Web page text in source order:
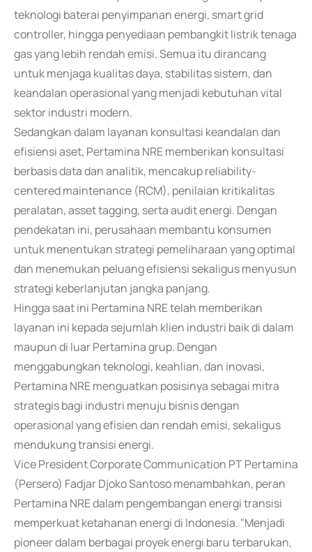
teknologi baterai penyimpanan energi, smart grid
controller, hingga penyediaan pembangkit listrik tenaga
gas yang lebih rendah emisi. Semua itu dirancang
untuk menjaga kualitas daya, stabilitas sistem, dan
keandalan operasional yang menjadi kebutuhan vital
sektor industri modern.
Sedangkan dalam layanan konsultasi keandalan dan
efisiensi aset, Pertamina NRE memberikan konsultasi
berbasis data dan analitik, mencakup reliability-
centered maintenance (RCM), penilaian kritikalitas
peralatan, asset tagging, serta audit energi. Dengan
pendekatan ini, perusahaan membantu konsumen
untuk menentukan strategi pemeliharaan yang optimal
dan menemukan peluang efisiensi sekaligus menyusun
strategi keberlanjutan jangka panjang.
Hingga saat ini Pertamina NRE telah memberikan
layanan ini kepada sejumlah klien industri baik di dalam
maupun di luar Pertamina grup. Dengan
menggabungkan teknologi, keahlian, dan inovasi,
Pertamina NRE menguatkan posisinya sebagai mitra
strategis bagi industri menuju bisnis dengan
operasional yang efisien dan rendah emisi, sekaligus
mendukung transisi energi.
Vice President Corporate Communication PT Pertamina
(Persero) Fadjar Djoko Santoso menambahkan, peran
Pertamina NRE dalam pengembangan energi transisi
memperkuat ketahanan energi di Indonesia. "Menjadi
pioneer dalam berbagai proyek energi baru terbarukan,